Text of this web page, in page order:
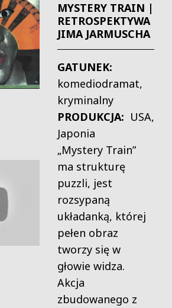
MYSTERY TRAIN |
RETROSPEKTYWA
JIMA JARMUSCHA
GATUNEK:
komediodramat,
kryminalny
PRODUKCJA: USA,
Japonia
„Mystery Train”
ma strukturę
puzzli, jest
rozsypaną
układanką, której
pełen obraz
tworzy się w
głowie widza.
Akcja
zbudowanego z